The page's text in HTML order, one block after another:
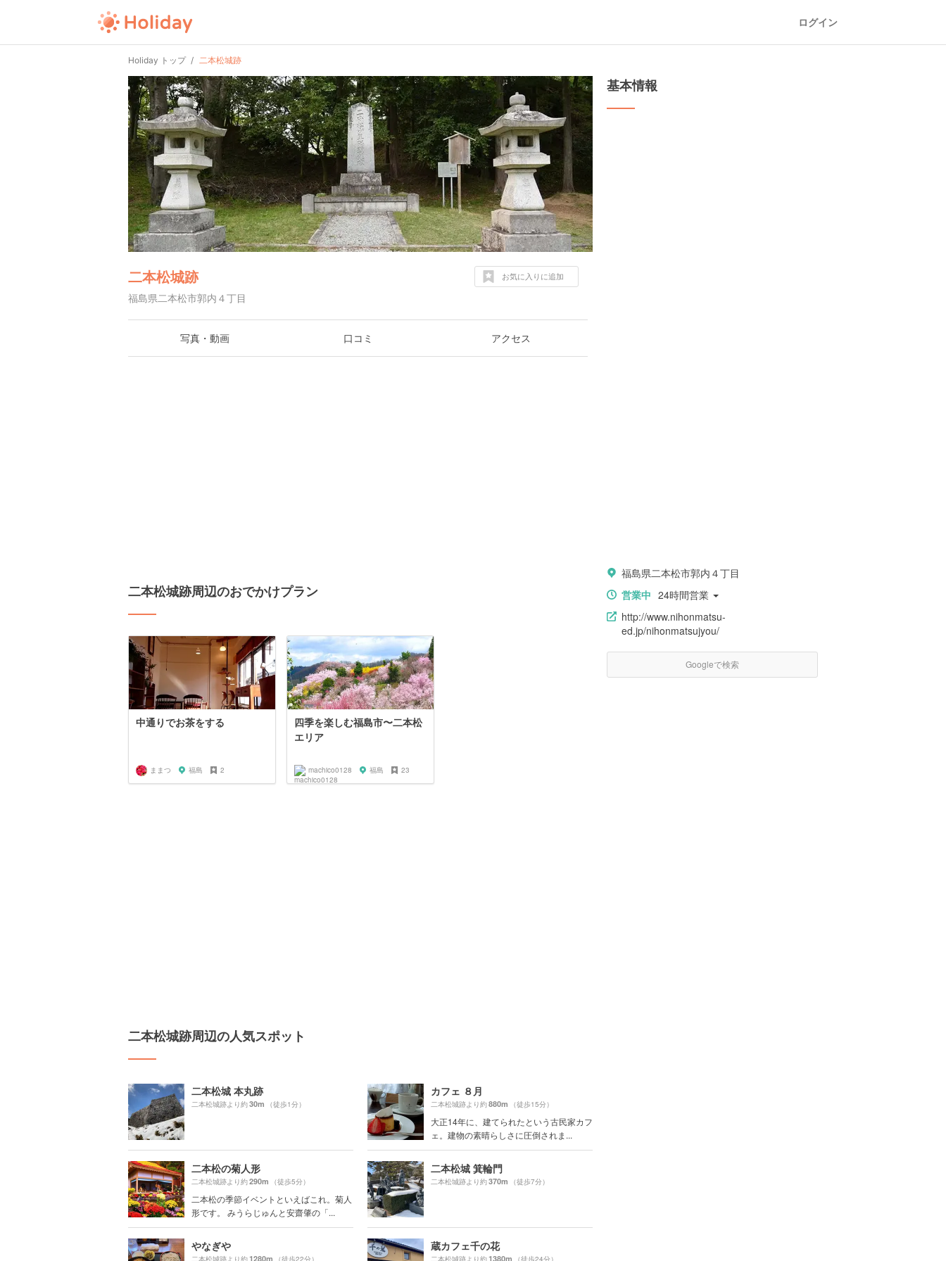
ログイン
Holiday トップ 二本松城跡
二本松城跡
福島県二本松市郭内４丁目
お気に入りに追加
写真・動画 口コミ アクセス
二本松城跡周辺のおでかけプラン
中通りでお茶をする
ままつ 福島 2
四季を楽しむ福島市〜二本松
エリア
machico0128 福島 23
二本松城跡周辺の人気スポット
二本松城 本丸跡
二本松城跡より約30m （徒歩1分）
カフェ ８月
二本松城跡より約880m （徒歩15分）
大正14年に、建てられたという古民家カフ
ェ。建物の素晴らしさに圧倒されま...
二本松の菊人形
二本松城跡より約290m （徒歩5分）
二本松の季節イベントといえばこれ。菊人
形です。 みうらじゅんと安齋肇の「...
二本松城 箕輪門
二本松城跡より約370m （徒歩7分）
やなぎや
二本松城跡より約1280m （徒歩22分）
蔵カフェ千の花
二本松城跡より約1380m （徒歩24分）
基本情報
福島県二本松市郭内４丁目
営業中 24時間営業
http://www.nihonmatsu-
ed.jp/nihonmatsujyou/
Googleで検索